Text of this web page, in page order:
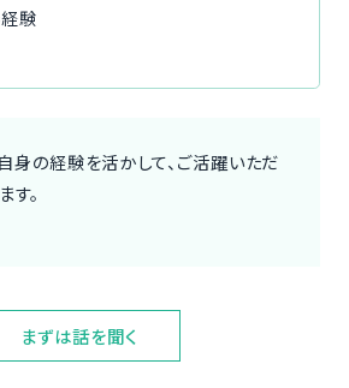
験
身の経験を活かして、ご活躍いただ
す。
まずは話を聞く